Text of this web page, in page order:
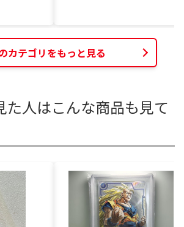
カテゴリをもっと見る
た人はこんな商品も見て